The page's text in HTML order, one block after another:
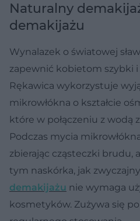
Naturalny
demakijażu
Wynalazek o światowej
zapewnić kobietom szybki
Rękawica wykorzystuje
mikrowłókna o kształcie
które w połączeniu z wodą
Podczas mycia
zbierając cząsteczki brudu,
tym naskórka, jak
demakijażu nie wymaga
kosmetyków. Zużywa się